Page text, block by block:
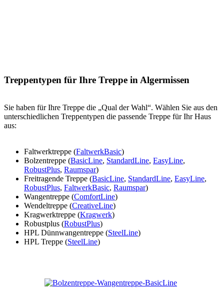
Treppentypen für Ihre Treppe in Algermissen
Sie haben für Ihre Treppe die „Qual der Wahl“. Wählen Sie aus den
unterschiedlichen Treppentypen die passende Treppe für Ihr Haus
aus:
Faltwerktreppe (FaltwerkBasic)
Bolzentreppe (BasicLine, StandardLine, EasyLine,
RobustPlus, Raumspar)
Freitragende Treppe (BasicLine, StandardLine, EasyLine,
RobustPlus, FaltwerkBasic, Raumspar)
Wangentreppe (ComfortLine)
Wendeltreppe (CreativeLine)
Kragwerktreppe (Kragwerk)
Robustplus (RobustPlus)
HPL Dünnwangentreppe (SteelLine)
HPL Treppe (SteelLine)